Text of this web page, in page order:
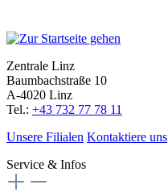
Zentrale Linz
Baumbachstraße 10
A-4020 Linz
Tel.: +43 732 77 78 11
Unsere Filialen Kontaktiere uns
Service & Infos